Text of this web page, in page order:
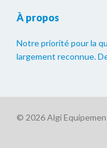
À propos
Notre priorité pour la
largement reconnue.
© 2026 Algi